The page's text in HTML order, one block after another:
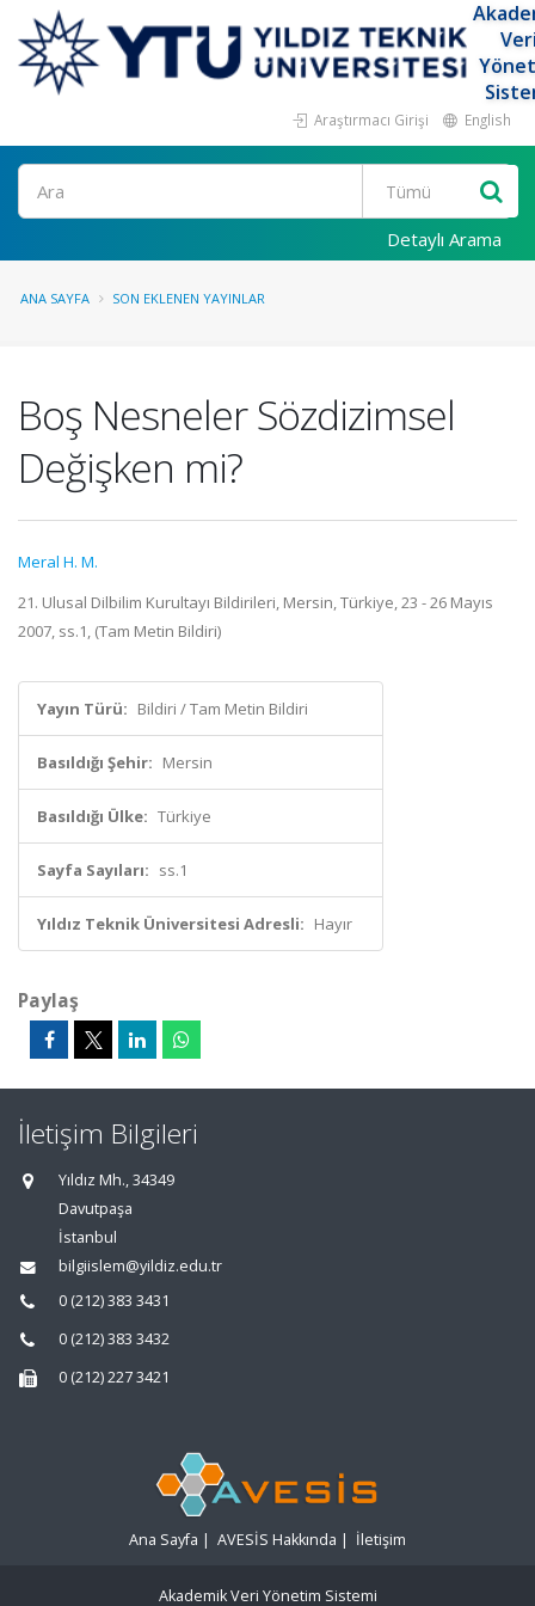
Araştırmacı Girişi English
Ara
Detaylı Arama
ANA SAYFA SON EKLENEN YAYINLAR
Boş Nesneler Sözdizimsel
Değişken mi?
Meral H. M.
21. Ulusal Dilbilim Kurultayı Bildirileri, Mersin, Türkiye, 23 - 26 Mayıs
2007, ss.1, (Tam Metin Bildiri)
Yayın Türü: Bildiri / Tam Metin Bildiri
Basıldığı Şehir: Mersin
Basıldığı Ülke: Türkiye
Sayfa Sayıları: ss.1
Yıldız Teknik Üniversitesi Adresli: Hayır
Paylaş
İletişim Bilgileri
Yıldız Mh., 34349
Davutpaşa
İstanbul
bilgiislem@yildiz.edu.tr
0 (212) 383 3431
0 (212) 383 3432
0 (212) 227 3421
Ana Sayfa | AVESİS Hakkında | İletişim
Akademik Veri Yönetim Sistemi